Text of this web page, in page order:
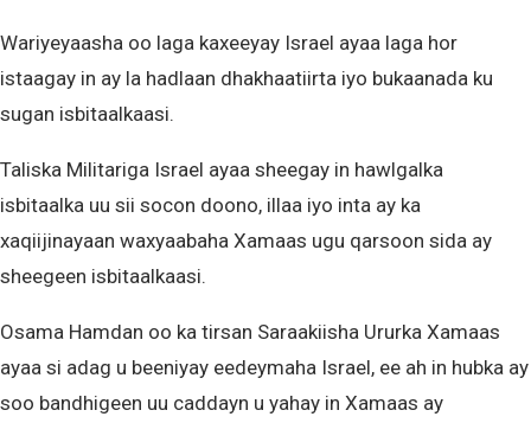
Wariyeyaasha oo laga kaxeeyay Israel ayaa laga hor
istaagay in ay la hadlaan dhakhaatiirta iyo bukaanada ku
sugan isbitaalkaasi.
Taliska Militariga Israel ayaa sheegay in hawlgalka
isbitaalka uu sii socon doono, illaa iyo inta ay ka
xaqiijinayaan waxyaabaha Xamaas ugu qarsoon sida ay
sheegeen isbitaalkaasi.
Osama Hamdan oo ka tirsan Saraakiisha Ururka Xamaas
ayaa si adag u beeniyay eedeymaha Israel, ee ah in hubka ay
soo bandhigeen uu caddayn u yahay in Xamaas ay